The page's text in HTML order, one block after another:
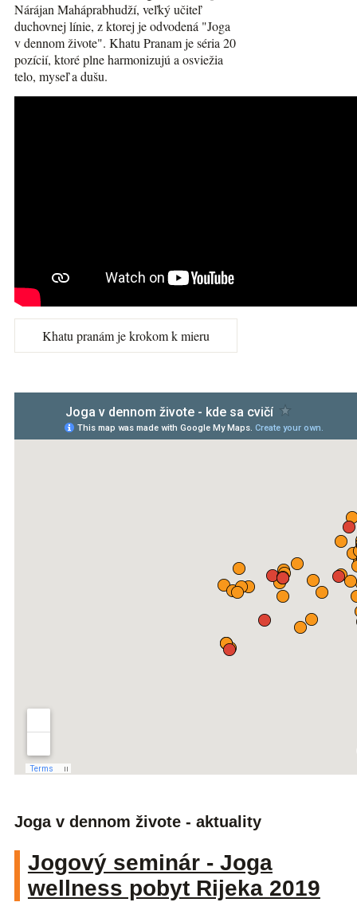
Nárájan Maháprabhudží, veľký učiteľ
duchovnej línie, z ktorej je odvodená "Joga
v dennom živote". Khatu Pranam je séria 20
pozícií, ktoré plne harmonizujú a osviežia
telo, myseľ a dušu.
Khatu pranám je krokom k mieru
Joga v dennom živote - aktuality
Jogový seminár - Joga
wellness pobyt Rijeka 2019